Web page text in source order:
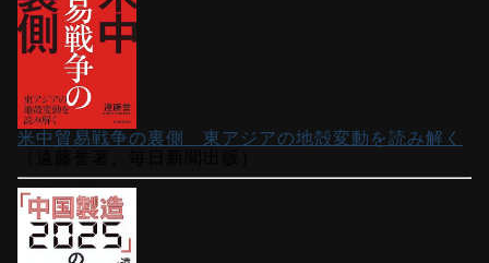
米中貿易戦争の裏側 東アジアの地殻変動を読み解く